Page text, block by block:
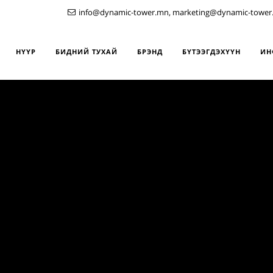
info@dynamic-tower.mn, marketing@dynamic-
НҮҮР БИДНИЙ ТУХАЙ БРЭНД БҮТЭЭГДЭХҮҮН